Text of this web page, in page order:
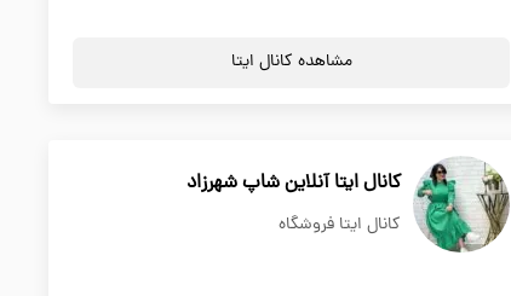
مشاهده کانال ایتا
کانال ایتا آنلاین شاپ شهرزاد
کانال ایتا فروشگاه